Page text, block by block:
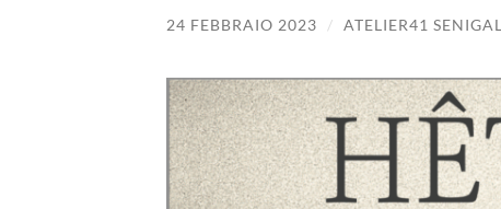
24 FEBBRAIO 2023 / ATELIER41